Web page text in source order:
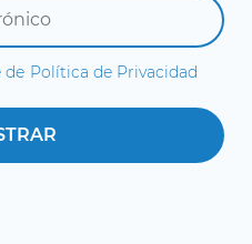
de Política de Privacidad